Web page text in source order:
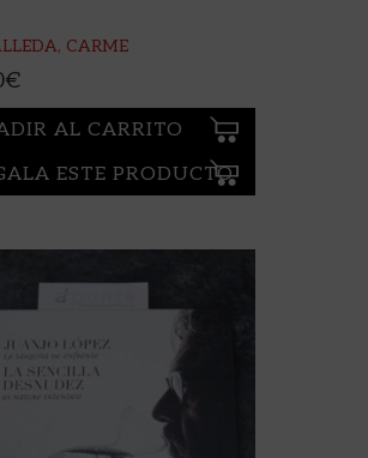
CARME
€
AL CARRITO
ESTE PRODUCTO